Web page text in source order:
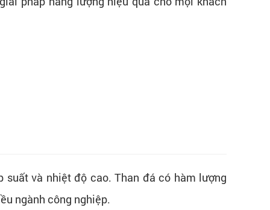
và nhiệt độ cao. Than đá có hàm lượng
ngành công nghiệp.